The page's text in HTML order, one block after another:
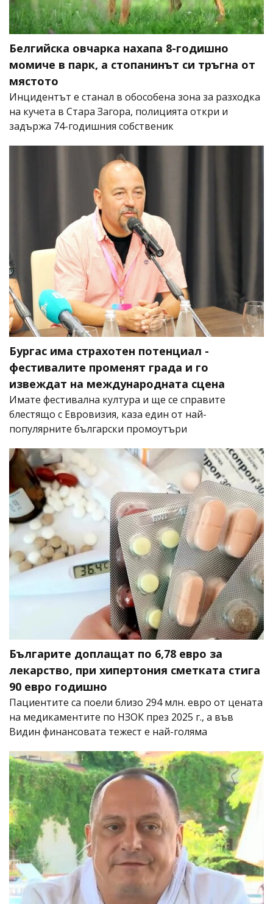
Белгийска овчарка нахапа 8-годишно
момиче в парк, а стопанинът си тръгна от
мястото
Инцидентът е станал в обособена зона за разходка
на кучета в Стара Загора, полицията откри и
задържа 74-годишния собственик
Бургас има страхотен потенциал -
фестивалите променят града и го
извеждат на международната сцена
Имате фестивална култура и ще се справите
блестящо с Евровизия, каза един от най-
популярните български промоутъри
Българите доплащат по 6,78 евро за
лекарство, при хипертония сметката стига
90 евро годишно
Пациентите са поели близо 294 млн. евро от цената
на медикаментите по НЗОК през 2025 г., а във
Видин финансовата тежест е най-голяма